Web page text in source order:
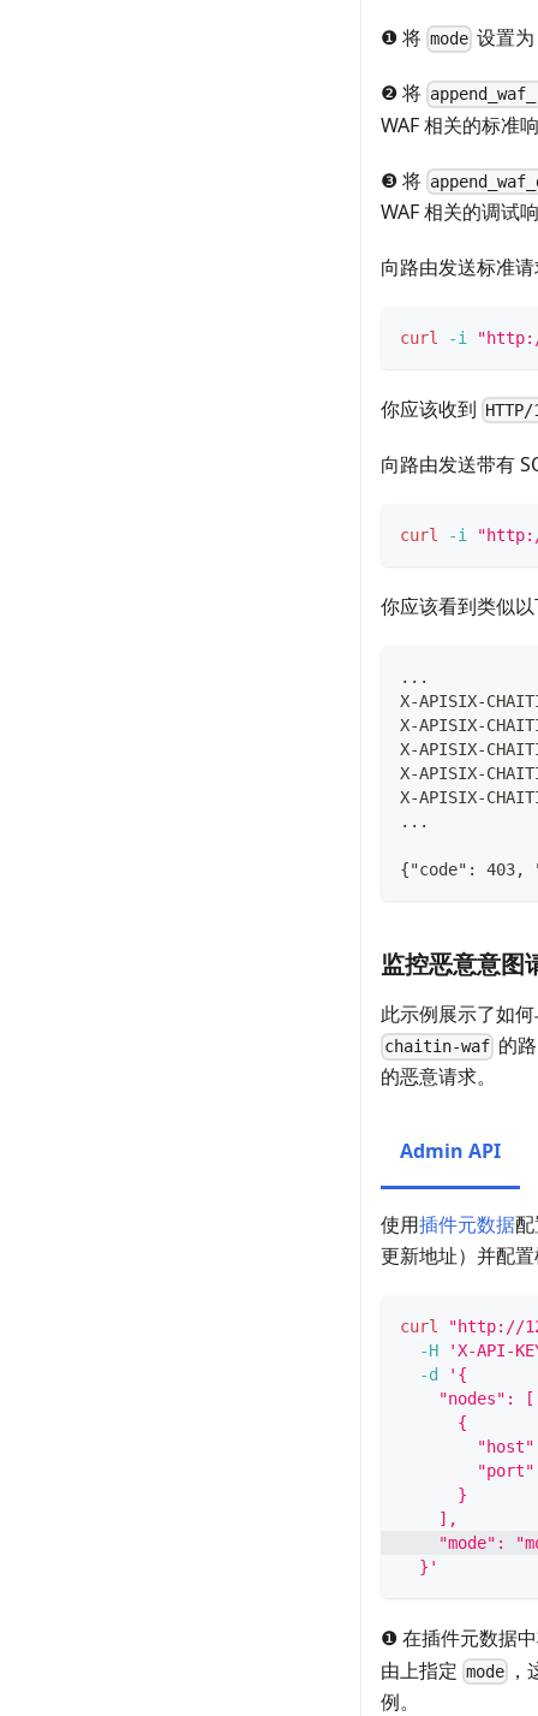
❶ 将 mode 设置
❷ 将
WAF 相关的标准
❸ 将
WAF 相关的调试
向路由发送标准
curl -i
你应该收到
向路由发送带有
curl -i
你应该看到类似
...
X-APISIX-
X-APISIX-
X-APISIX-
X-APISIX-
X-APISIX-
...
{"code": 403,
监控恶意意图
此示例展示了如
chaitin-waf 的
的恶意请求。
Admin API
使用插件元数据
更新地址）并配
curl
"http://
-H
'X-API-
-d
'{
    "nodes": [
      {
      }
    ],
"mode":
  }'
❶ 在插件元数据
由上指定 mode
例。